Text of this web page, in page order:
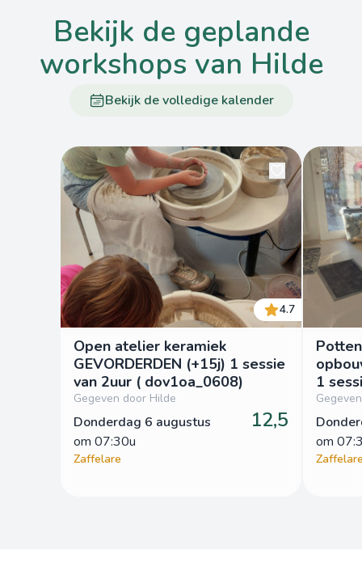
bekijk de geplande
workshops van Hilde
Bekijk de volledige kalender
4.7
Open atelier keramiek
GEVORDERDEN (+15j) 1 sessie
van 2uur ( dov1oa_0608)
Gegeven door Hilde
Donderdag 6 augustus
om 07:30u
12,5
Zaffelare
1
om